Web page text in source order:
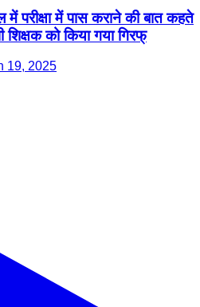
परीक्षा में पास कराने की बात कहते
को किया गया गिरफ्
19, 2025